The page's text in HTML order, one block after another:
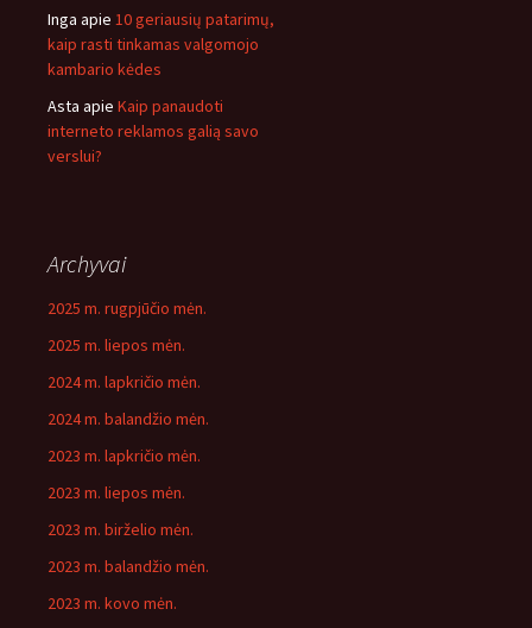
Inga apie 10 geriausių patarimų,
kaip rasti tinkamas valgomojo
kambario kėdes
Asta apie Kaip panaudoti
interneto reklamos galią savo
verslui?
Archyvai
2025 m. rugpjūčio mėn.
2025 m. liepos mėn.
2024 m. lapkričio mėn.
2024 m. balandžio mėn.
2023 m. lapkričio mėn.
2023 m. liepos mėn.
2023 m. birželio mėn.
2023 m. balandžio mėn.
2023 m. kovo mėn.